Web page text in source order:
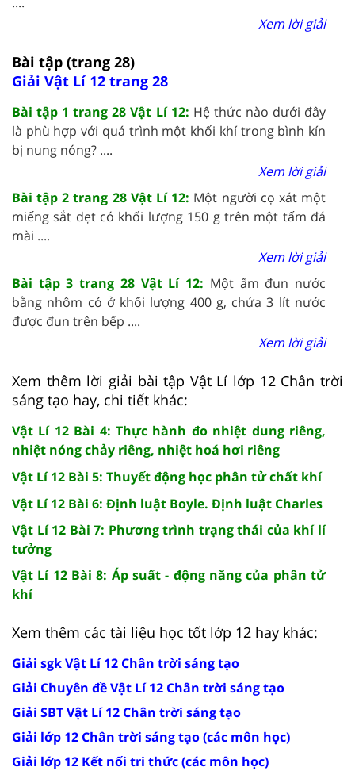
Xem lời giải
Bài tập (trang 28)
Giải Vật Lí 12 trang 28
Bài tập 1 trang 28 Vật Lí 12: Hệ thức nào dưới đây
là phù hợp với quá trình một khối khí trong bình kín
bị nung nóng? ....
Xem lời giải
Bài tập 2 trang 28 Vật Lí 12: Một người cọ xát một
miếng sắt dẹt có khối lượng 150 g trên một tấm đá
mài ....
Xem lời giải
Bài tập 3 trang 28 Vật Lí 12: Một ấm đun nước
bằng nhôm có ở khối lượng 400 g, chứa 3 lít nước
được đun trên bếp ....
Xem lời giải
Xem thêm lời giải bài tập Vật Lí lớp 12 Chân trời
sáng tạo hay, chi tiết khác:
Vật Lí 12 Bài 4: Thực hành đo nhiệt dung riêng,
nhiệt nóng chảy riêng, nhiệt hoá hơi riêng
Vật Lí 12 Bài 5: Thuyết động học phân tử chất khí
Vật Lí 12 Bài 6: Định luật Boyle. Định luật Charles
Vật Lí 12 Bài 7: Phương trình trạng thái của khí lí
tưởng
Vật Lí 12 Bài 8: Áp suất - động năng của phân tử
khí
Xem thêm các tài liệu học tốt lớp 12 hay khác:
Giải sgk Vật Lí 12 Chân trời sáng tạo
Giải Chuyên đề Vật Lí 12 Chân trời sáng tạo
Giải SBT Vật Lí 12 Chân trời sáng tạo
Giải lớp 12 Chân trời sáng tạo (các môn học)
Giải lớp 12 Kết nối tri thức (các môn học)